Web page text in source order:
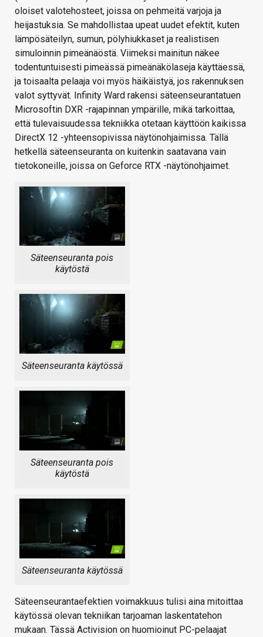
oloiset valotehosteet, joissa on pehmeitä varjoja ja
heijastuksia. Se mahdollistaa upeat uudet efektit, kuten
lämpösäteilyn, sumun, pölyhiukkaset ja realistisen
simuloinnin pimeänäöstä. Viimeksi mainitun näkee
todentuntuisesti pimeässä pimeänäkölaseja käyttäessä,
ja toisaalta pelaaja voi myös häikäistyä, jos rakennuksen
valot syttyvät. Infinity Ward rakensi säteenseurantatuen
Microsoftin DXR -rajapinnan ympärille, mikä tarkoittaa,
että tulevaisuudessa tekniikka otetaan käyttöön kaikissa
DirectX 12 -yhteensopivissa näytönohjaimissa. Tällä
hetkellä säteenseuranta on kuitenkin saatavana vain
tietokoneille, joissa on Geforce RTX -näytönohjaimet.
Säteenseuranta pois
käytöstä
Säteenseuranta käytössä
Säteenseuranta pois
käytöstä
Säteenseuranta käytössä
Säteenseurantaefektien voimakkuus tulisi aina mitoittaa
käytössä olevan tekniikan tarjoaman laskentatehon
mukaan. Tässä Activision on huomioinut PC-pelaajat